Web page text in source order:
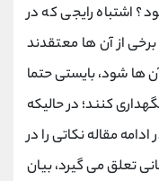
اشتباه رایجی که در
از آن ها معتقدند
ها شود، بایستی حتما
کنند؛ در حالیکه
مقاله نکاتی را در
تعلق می گیرد، بیان